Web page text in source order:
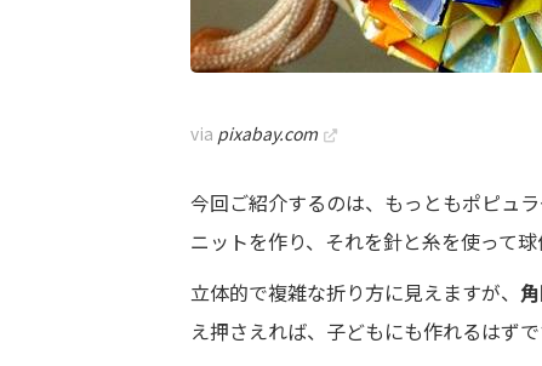
via pixabay.com
今回ご紹介するのは、もっともポピュ
ニットを作り、それを針と糸を使って球
立体的で複雑な折り方に見えますが、
え押さえれば、子どもにも作れるはず